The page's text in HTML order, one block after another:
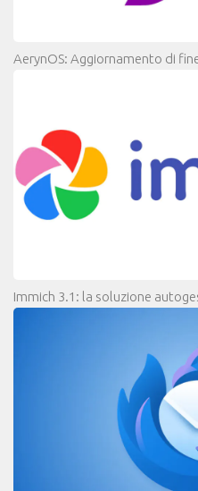
AerynOS: Aggiornamento di
Immich 3.1: la soluzione